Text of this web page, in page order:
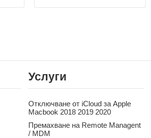
Услуги
Отключване от iCloud за Apple
Macbook 2018 2019 2020
Премахване на Remote Managent
/ MDM